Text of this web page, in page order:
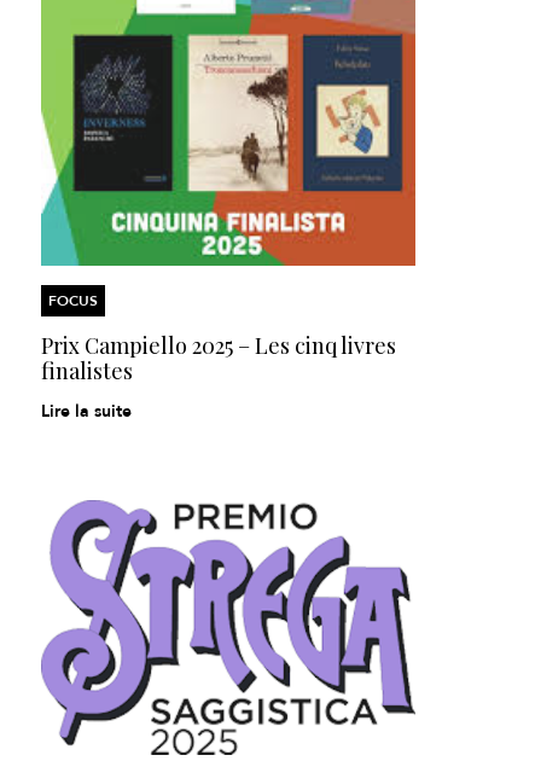
FOCUS
Prix Campiello 2025 – Les cinq livres
finalistes
Lire la suite